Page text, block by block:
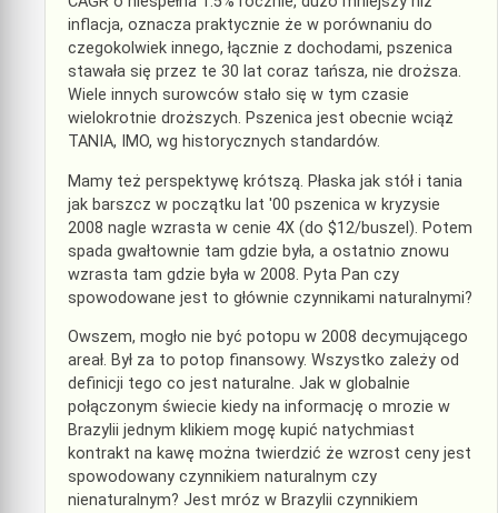
inflacja, oznacza praktycznie że w porównaniu do
czegokolwiek innego, łącznie z dochodami, pszenica
stawała się przez te 30 lat coraz tańsza, nie droższa.
Wiele innych surowców stało się w tym czasie
wielokrotnie droższych. Pszenica jest obecnie wciąż
TANIA, IMO, wg historycznych standardów.
Mamy też perspektywę krótszą. Płaska jak stół i tania
jak barszcz w początku lat '00 pszenica w kryzysie
2008 nagle wzrasta w cenie 4X (do $12/buszel). Potem
spada gwałtownie tam gdzie była, a ostatnio znowu
wzrasta tam gdzie była w 2008. Pyta Pan czy
spowodowane jest to głównie czynnikami naturalnymi?
Owszem, mogło nie być potopu w 2008 decymującego
areał. Był za to potop finansowy. Wszystko zależy od
definicji tego co jest naturalne. Jak w globalnie
połączonym świecie kiedy na informację o mrozie w
Brazylii jednym klikiem mogę kupić natychmiast
kontrakt na kawę można twierdzić że wzrost ceny jest
spowodowany czynnikiem naturalnym czy
nienaturalnym? Jest mróz w Brazylii czynnikiem